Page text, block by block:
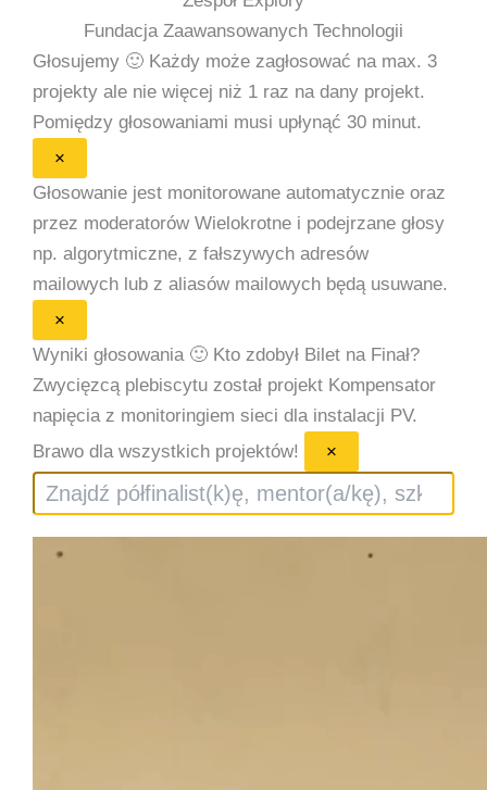
Fundacja Zaawansowanych Technologii
Głosujemy 🙂 Każdy może zagłosować na max. 3
projekty ale nie więcej niż 1 raz na dany projekt.
Pomiędzy głosowaniami musi upłynąć 30 minut.
×
Głosowanie jest monitorowane automatycznie oraz
przez moderatorów Wielokrotne i podejrzane głosy
np. algorytmiczne, z fałszywych adresów
mailowych lub z aliasów mailowych będą usuwane.
×
Wyniki głosowania 🙂 Kto zdobył Bilet na Finał?
Zwycięzcą plebiscytu został projekt Kompensator
napięcia z monitoringiem sieci dla instalacji PV.
Brawo dla wszystkich projektów!
×
Szukaj